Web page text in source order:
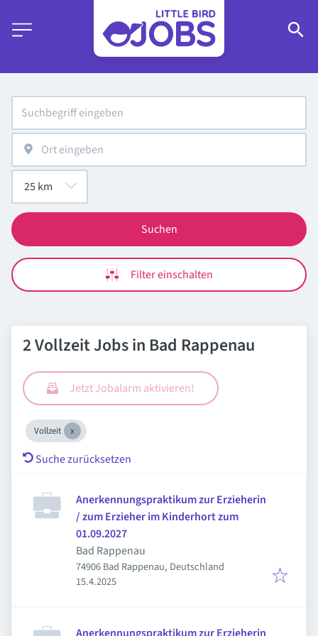
Suchen
Filter einschalten
2 Vollzeit Jobs in Bad Rappenau
Jetzt Jobalarm aktivieren!
Vollzeit
Suche zurücksetzen
Anerkennungspraktikum zur Erzieherin
/ zum Erzieher im Kinderhort zum
01.09.2027
Bad Rappenau
74906 Bad Rappenau, Deutschland
Veröffentlicht
15.4.2025